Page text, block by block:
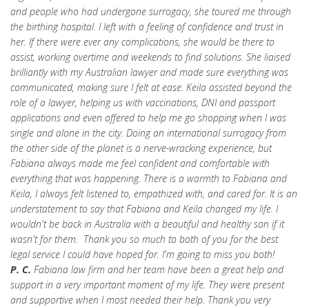
and people who had undergone surrogacy, she toured me through
the birthing hospital. I left with a feeling of confidence and trust in
her. If there were ever any complications, she would be there to
assist, working overtime and weekends to find solutions. She liaised
brilliantly with my Australian lawyer and made sure everything was
communicated, making sure I felt at ease. Keila assisted beyond the
role of a lawyer, helping us with vaccinations, DNI and passport
applications and even offered to help me go shopping when I was
single and alone in the city. Doing an international surrogacy from
the other side of the planet is a nerve-wracking experience, but
Fabiana always made me feel confident and comfortable with
everything that was happening. There is a warmth to Fabiana and
Keila, I always felt listened to, empathized with, and cared for. It is an
understatement to say that Fabiana and Keila changed my life. I
wouldn't be back in Australia with a beautiful and healthy son if it
wasn't for them. Thank you so much to both of you for the best
legal service I could have hoped for. I'm going to miss you both!
P. C. Fabiana law firm and her team have been a great help and
support in a very important moment of my life. They were present
and supportive when I most needed their help. Thank you very